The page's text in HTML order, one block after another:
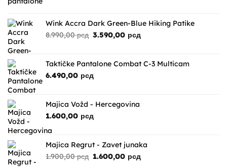
Wink Accra Dark Green-Blue Hiking Patike
8.990,00рсд Originalna
bila:
3.590,00 рсдTrenutna
3.590,00 рсд.
Taktičke Pantalone Combat C-3 Multicam
6.490,00 рсд
Majica Vožd - Hercegovina
1.600,00 рсд
Majica Regrut - Zavet junaka
1.900,00рсд Originalna
1.600,00 рсдTrenutna